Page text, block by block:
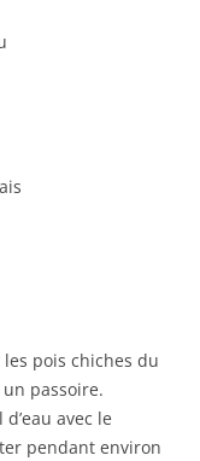
pois chiches du
passoire.
avec le
pendant environ